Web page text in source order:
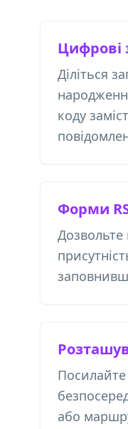
Цифрові
Діліться
коду
Форми
Дозвольте
Посилайте
або